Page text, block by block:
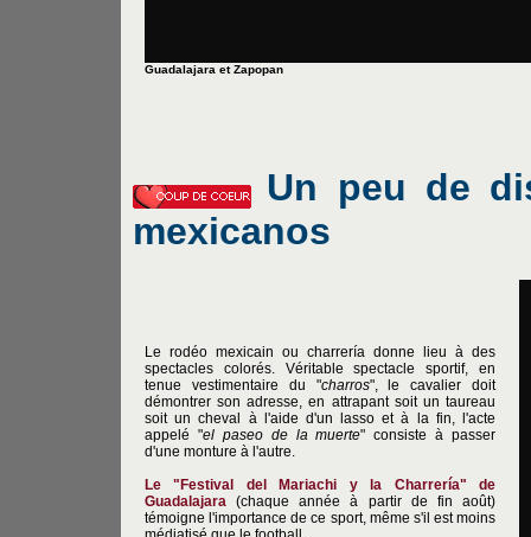
Guadalajara et Zapopan
Un peu de
mexicanos
Le rodéo mexicain ou charrería donne lieu à des
spectacles colorés. Véritable spectacle sportif, en
tenue vestimentaire du "charros", le cavalier doit
démontrer son adresse, en attrapant soit un taureau
soit un cheval à l'aide d'un lasso et à la fin, l'acte
appelé "el paseo de la muerte" consiste à passer
d'une monture à l'autre.
Le "Festival del Mariachi y la Charrería" de
Guadalajara (chaque année à partir de fin août)
témoigne l'importance de ce sport, même s'il est moins